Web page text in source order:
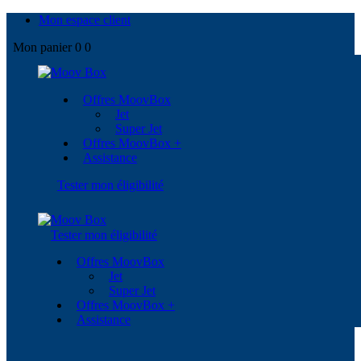
Mon espace client
Mon panier 0 0
Offres MoovBox
Jet
Super Jet
Offres MoovBox +
Assistance
Tester mon éligibilité
Tester mon éligibilité
Offres MoovBox
Jet
Super Jet
Offres MoovBox +
Assistance